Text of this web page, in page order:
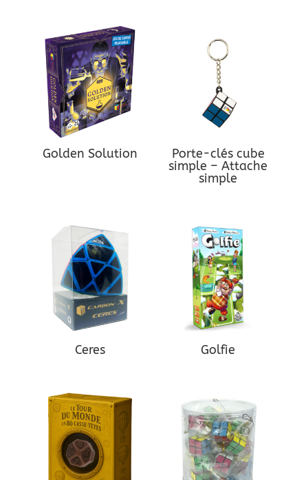
Golden Solution
Porte-clés cube
simple – Attache
simple
Ceres Golfie